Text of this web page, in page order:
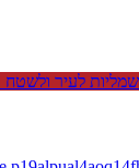
לעיר ולשטח